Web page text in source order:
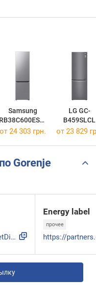
Samsung
RB38C600ES9/
UA
LG GC-
B459SLCL
от 24 303 грн. от 23 829
Gorenje
https://partners.gorenje.com/fts/GetDigitDoc.aspx?sifra=200...
Energy label
прочее